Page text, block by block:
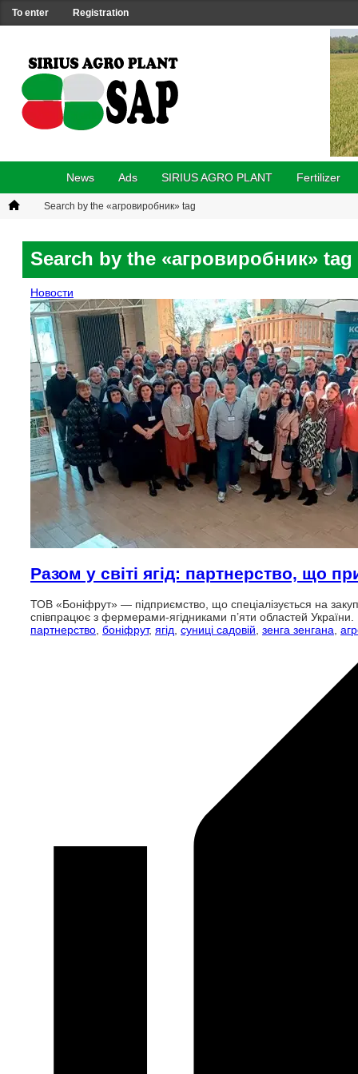
To enter Registration
News Ads SIRIUS AGRO PLANT Fertilizer
Search by the «агровиробник» tag
Search by the «агровиробник» tag
Новости
Разом у світі ягід: партнерство, що
ТОВ «Боніфрут» — підприємство, що спеціалізується на
співпрацює з фермерами-ягідниками п’яти областей України.
партнерство боніфрут, ягід суниці садовій зенга зенгана